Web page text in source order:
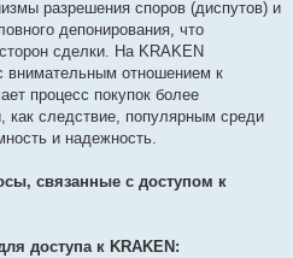
разрешения споров (диспутов) и
депонирования, что
сделки. На KRAKEN
внимательным отношением к
процесс покупок более
следствие, популярным среди
и надежность.
связанные с доступом к
доступа к KRAKEN: